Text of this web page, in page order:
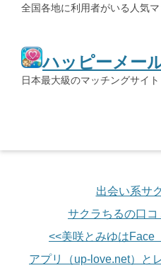
全国各地に利用者がいる人気
ハッピーメー
日本最大級のマッチングサイト
出会い系サ
サクラちるの口
<<美咲とみゆはFace
アプリ（up-love.net）と